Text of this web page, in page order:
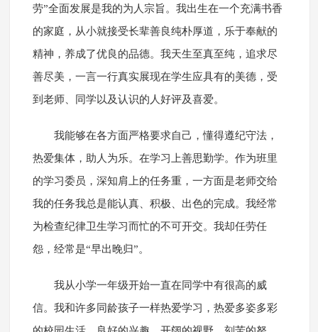
劳”全面发展是我的为人宗旨。我出生在一个充满书香
的家庭，从小就接受长辈善良纯朴厚道，乐于奉献的
精神，养成了优良的品德。我天生至真至纯，追求尽
善尽美，一言一行真实展现在学生应具有的美德，受
到老师、同学以及认识的人好评及喜爱。
我能够在各方面严格要求自己，懂得遵纪守法，
热爱集体，助人为乐。在学习上善思勤学。作为班里
的学习委员，深知肩上的任务重，一方面是老师交给
我的任务我总是能认真、积极、出色的完成。我经常
为检查纪律卫生学习而忙的不可开交。我却任劳任
怨，经常是“早出晚归”。
我从小学一年级开始一直在同学中有很高的威
信。我和许多同龄孩子一样热爱学习，热爱多姿多彩